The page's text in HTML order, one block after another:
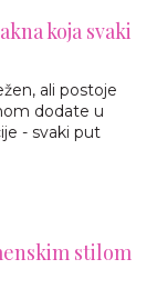
koja svaki
ali postoje
dodate u
- svaki put
stilom